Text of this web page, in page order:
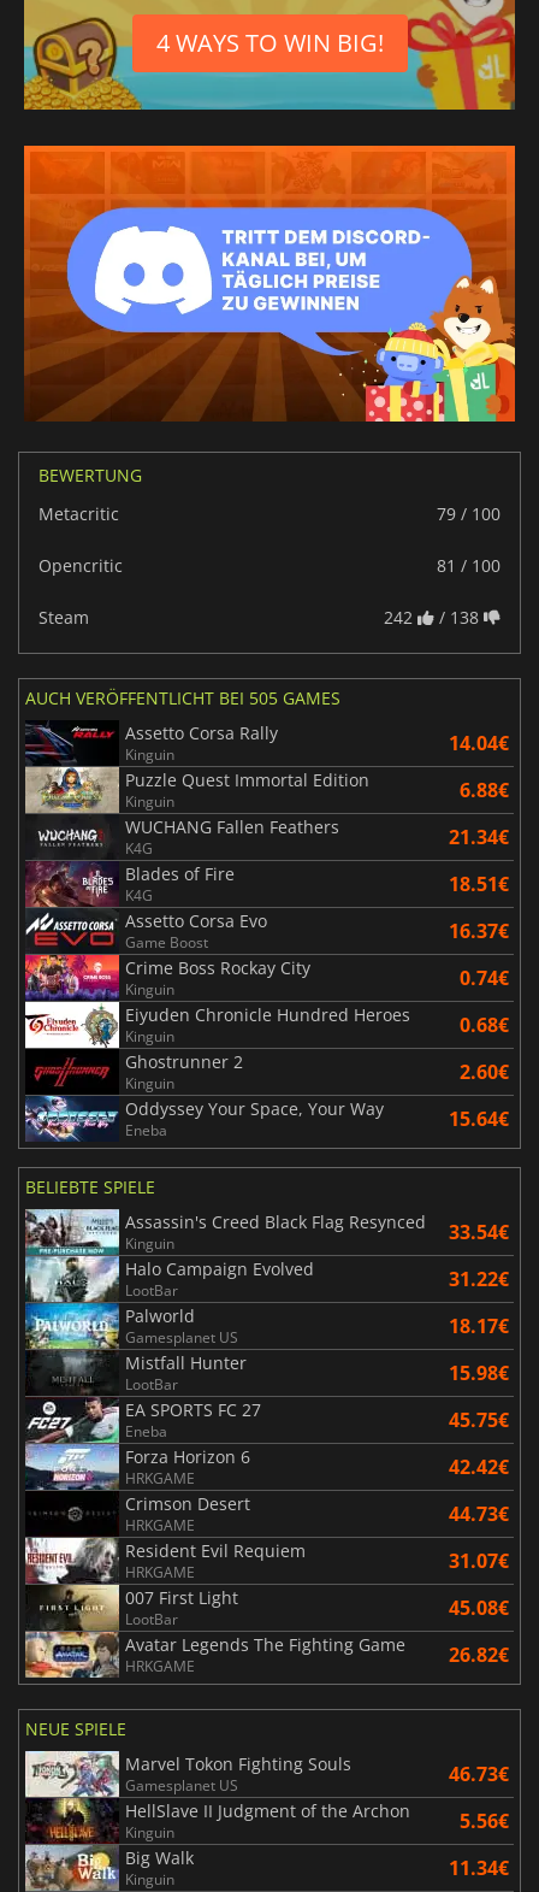
Chinesisch
traditionell
4 WAYS TO WIN BIG!
BEWERTUNG
Metacritic
79 / 100
Opencritic 81 / 100
Steam 242 / 138
AUCH VERÖFFENTLICHT BEI 505 GAMES
Assetto Corsa Rally
Kinguin 14.04€
Puzzle Quest Immortal Edition
Kinguin 6.88€
WUCHANG Fallen Feathers
K4G 21.34€
Blades of Fire
K4G 18.51€
Assetto Corsa Evo
Game Boost 16.37€
Crime Boss Rockay City
Kinguin 0.74€
Eiyuden Chronicle Hundred Heroes
Kinguin 0.68€
Ghostrunner 2
Kinguin 2.60€
Oddyssey Your Space, Your Way
Eneba 15.64€
BELIEBTE SPIELE
Assassin's Creed Black Flag Resynced
Kinguin 33.54€
Halo Campaign Evolved
LootBar 31.22€
Palworld
Gamesplanet US 18.17€
Mistfall Hunter
LootBar 15.98€
EA SPORTS FC 27
Eneba 45.75€
Forza Horizon 6
HRKGAME 42.42€
Crimson Desert
HRKGAME 44.73€
Resident Evil Requiem
HRKGAME 31.07€
007 First Light
LootBar 45.08€
Avatar Legends The Fighting Game
HRKGAME 26.82€
NEUE SPIELE
Marvel Tokon Fighting Souls
Gamesplanet US 46.73€
HellSlave II Judgment of the Archon
Kinguin 5.56€
Big Walk
Kinguin 11.34€